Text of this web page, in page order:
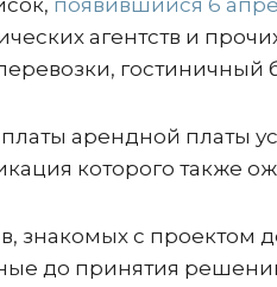
появившийся 6
агентств и
гостиничный
арендной платы
которого также
знакомых с проектом
до принятия